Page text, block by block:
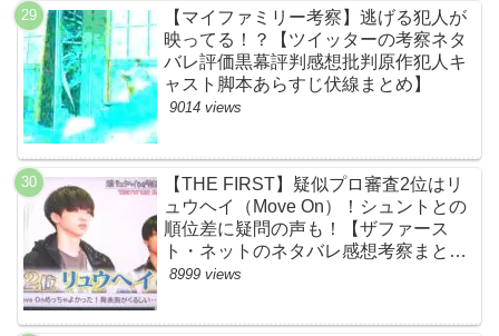
【マイファミリー考察】逃げる犯人が
映ってる！？【ツイッターの考察ネタ
バレ評価黒幕評判感想批判原作犯人キ
ャスト脚本あらすじ伏線まとめ】
9014 views
【THE FIRST】疑似プロ審査2位はリ
ュウヘイ（Move On）！シュントとの
順位差に疑問の声も！【ザファース
ト・ネットのネタバレ感想考察まと
め・スッキリ・BE:FIRST・ビーファ
8999 views